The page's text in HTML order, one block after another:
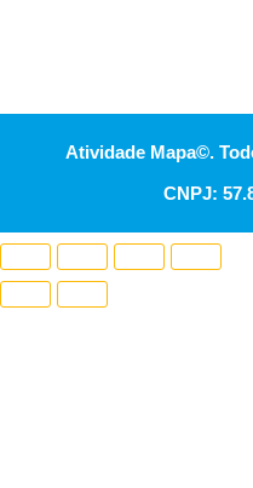
Atividade Mapa©.
CNPJ: